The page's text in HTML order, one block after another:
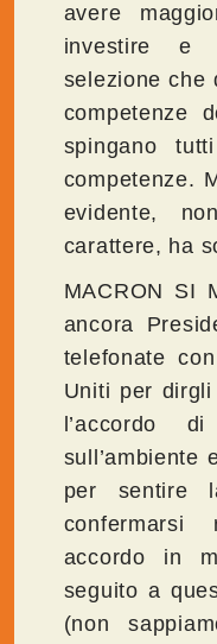
avere
investire e
selezione che
competenze
spingano
competenze.
evidente,
carattere, ha
MACRON SI
ancora
telefonate
Uniti per
l’accordo
sull’ambiente
per sentire
confermarsi
accordo in
seguito a
(non